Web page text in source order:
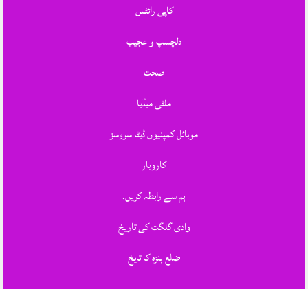
کاپی رائٹس
دلچسپ و عجیب
صحت
ملٹی میڈیا
موبائل کمپنیوں ڈیٹا سروسز
کاروبار
ہم سے رابطہ کریں.
وادی گلگت کی تاریخ
ضلع ہنزہ کا تایخ